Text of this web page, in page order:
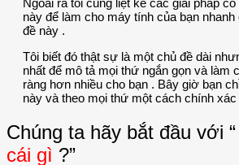
này để làm cho máy tính của bạn nhanh
đề này .
Tôi biết đó thật sự là một chủ đề dài
nhất để mô tả mọi thứ ngắn gọn và làm
ràng hơn nhiều cho bạn . Bây giờ bạn
này và theo mọi thứ một cách chính xác
Chúng ta hãy bắt đầu với “
cái gì ?”